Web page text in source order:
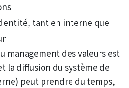
tant en interne que
management des valeurs est
la diffusion du système de
peut prendre du temps,